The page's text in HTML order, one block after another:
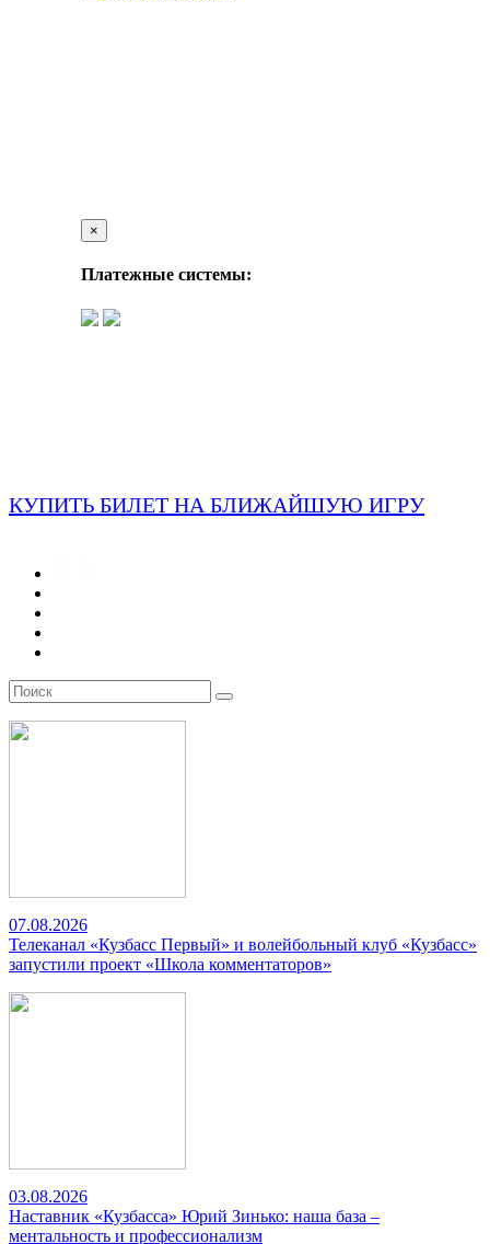
×
Платежные системы:
КУПИТЬ БИЛЕТ НА БЛИЖАЙШУЮ ИГРУ
07.08.2026
Телеканал «Кузбасс Первый» и волейбольный клуб «Кузбасс»
запустили проект «Школа комментаторов»
03.08.2026
Наставник «Кузбасса» Юрий Зинько: наша база –
ментальность и профессионализм